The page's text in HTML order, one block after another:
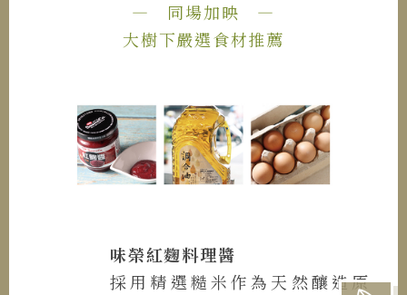
— 同場加映 —
大樹下嚴選食材推薦
味榮紅麴料理醬
採用精選糙米作為天然釀造原